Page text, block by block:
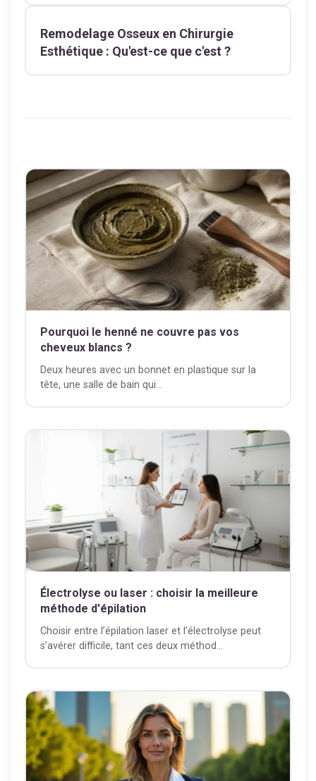
Remodelage Osseux en Chirurgie
Esthétique : Qu'est-ce que c'est ?
Pourquoi le henné ne couvre pas vos
cheveux blancs ?
Deux heures avec un bonnet en plastique sur la
tête, une salle de bain qui...
Électrolyse ou laser : choisir la meilleure
méthode d'épilation
Choisir entre l’épilation laser et l’électrolyse peut
s’avérer difficile, tant ces deux méthod...